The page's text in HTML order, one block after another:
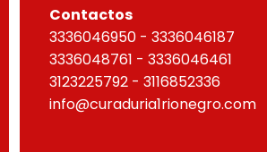
Contactos
3336046950 - 3336046187
3336048761 - 3336046461
3123225792 - 3116852336
info@curaduria1rionegro.com